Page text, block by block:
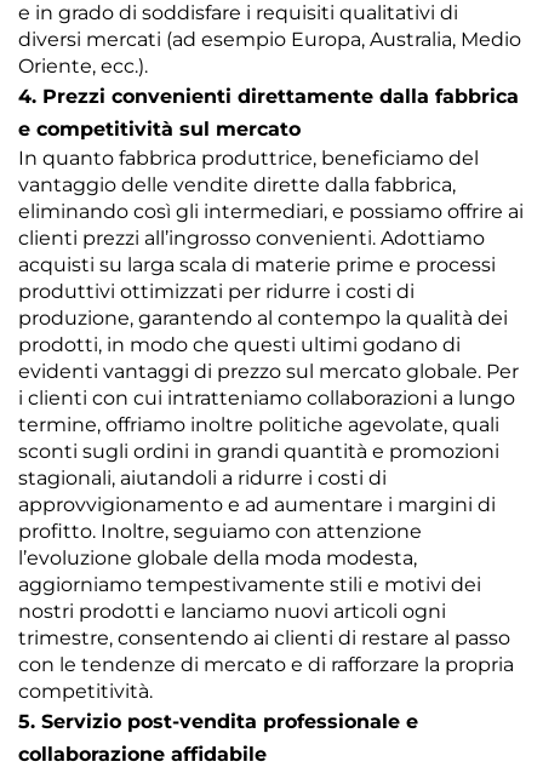
e in grado di soddisfare i requisiti qualitativi di
diversi mercati (ad esempio Europa, Australia, Medio
Oriente, ecc.).
4. Prezzi convenienti direttamente dalla fabbrica
e competitività sul mercato
In quanto fabbrica produttrice, beneficiamo del
vantaggio delle vendite dirette dalla fabbrica,
eliminando così gli intermediari, e possiamo offrire ai
clienti prezzi all’ingrosso convenienti. Adottiamo
acquisti su larga scala di materie prime e processi
produttivi ottimizzati per ridurre i costi di
produzione, garantendo al contempo la qualità dei
prodotti, in modo che questi ultimi godano di
evidenti vantaggi di prezzo sul mercato globale. Per
i clienti con cui intratteniamo collaborazioni a lungo
termine, offriamo inoltre politiche agevolate, quali
sconti sugli ordini in grandi quantità e promozioni
stagionali, aiutandoli a ridurre i costi di
approvvigionamento e ad aumentare i margini di
profitto. Inoltre, seguiamo con attenzione
l’evoluzione globale della moda modesta,
aggiorniamo tempestivamente stili e motivi dei
nostri prodotti e lanciamo nuovi articoli ogni
trimestre, consentendo ai clienti di restare al passo
con le tendenze di mercato e di rafforzare la propria
competitività.
5. Servizio post-vendita professionale e
collaborazione affidabile